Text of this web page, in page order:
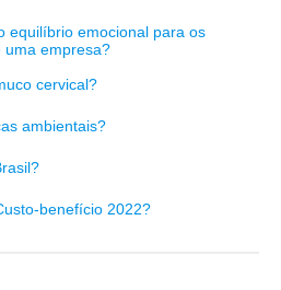
equilíbrio emocional para os
uma empresa?
cervical?
ambientais?
benefício 2022?